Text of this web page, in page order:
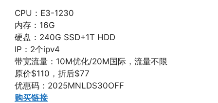
CPU：E3-1230
内存：16G
硬盘：240G SSD+1T HDD
IP：2个ipv4
带宽流量：10M优化/20M国际，流量不限
原价$110，折后$77
优惠码：2025MNLDS30OFF
购买链接